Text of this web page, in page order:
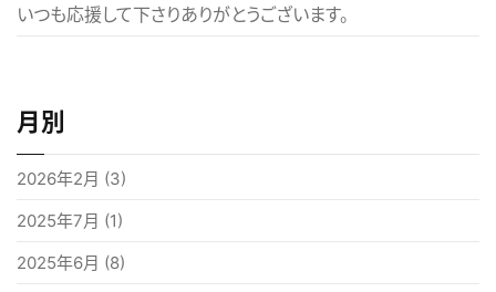
いつも応援して下さりありがとうございます。
月別
2026年2月 (3)
2025年7月 (1)
2025年6月 (8)